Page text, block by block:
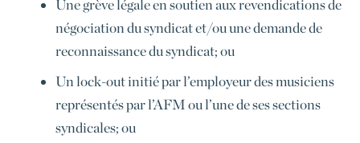
Une grève légale en soutien aux revendications de
négociation du syndicat et/ou une demande de
reconnaissance du syndicat; ou
Un lock-out initié par l’employeur des musiciens
représentés par l’AFM ou l’une de ses sections
syndicales; ou